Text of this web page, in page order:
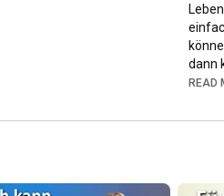
dann
alles
sich
READ